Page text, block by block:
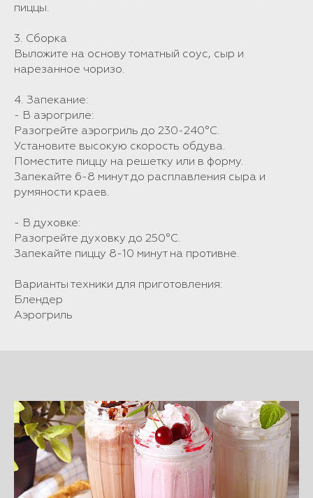
пиццы.
3. Сборка
Выложите на основу томатный соус, сыр и
нарезанное чоризо.
4. Запекание:
- В аэрогриле:
Разогрейте аэрогриль до 230-240°C.
Установите высокую скорость обдува.
Поместите пиццу на решетку или в форму.
Запекайте 6-8 минут до расплавления сыра и
румяности краев.
- В духовке:
Разогрейте духовку до 250°C.
Запекайте пиццу 8-10 минут на противне.
Варианты техники для приготовления:
Блендер
Аэрогриль